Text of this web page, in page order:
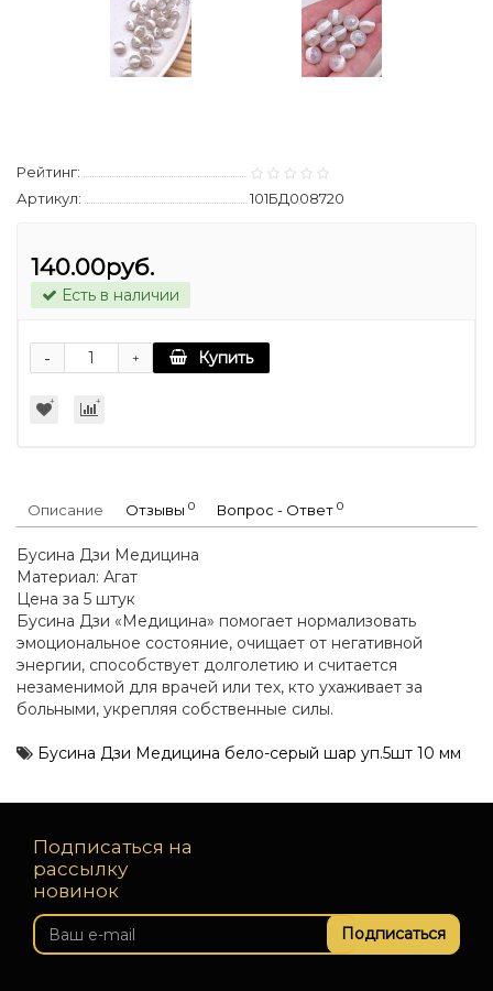
Рейтинг:
Артикул:
101БД008720
140.00руб.
Есть в наличии
+
- Купить
Описание Отзывы 0 Вопрос - Ответ 0
Бусина Дзи Медицина
Материал: Агат
Цена за 5 штук
Бусина Дзи «Медицина» помогает нормализовать
эмоциональное состояние, очищает от негативной
энергии, способствует долголетию и считается
незаменимой для врачей или тех, кто ухаживает за
больными, укрепляя собственные силы.
Бусина Дзи Медицина бело-серый шар уп.5шт 10 мм
Подписаться на
рассылку
новинок
Подписаться